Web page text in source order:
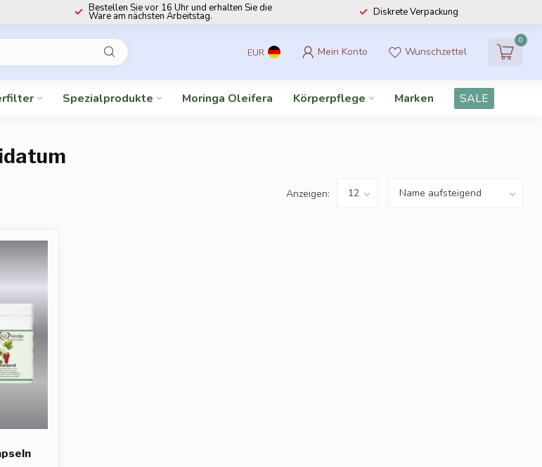
Bestellen Sie vor 16 Uhr und erhalten Sie die
Ware am nächsten Arbeitstag. Diskrete Verpackung
EUR Mein Konto Wunschzettel
0
Spezialprodukte Moringa Oleifera Körperpflege Marken SALE
Anzeigen: